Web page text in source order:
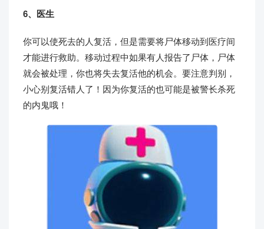
6、医生
你可以使死去的人复活，但是需要将尸体移动到医疗间
才能进行救助。移动过程中如果有人报告了尸体，尸体
就会被处理，你也将失去复活他的机会。要注意判别，
小心别复活错人了！因为你复活的也可能是被警长杀死
的内鬼哦！